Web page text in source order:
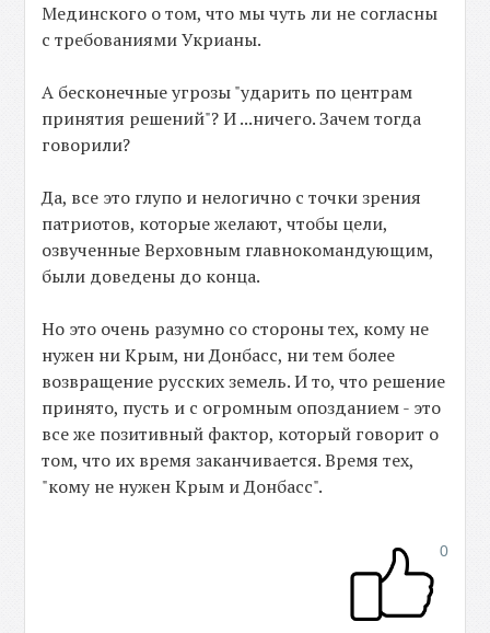
Мединского о том, что мы чуть ли не согласны
с требованиями Укрианы.
А бесконечные угрозы "ударить по центрам
принятия решений"? И ...ничего. Зачем тогда
говорили?
Да, все это глупо и нелогично с точки зрения
патриотов, которые желают, чтобы цели,
озвученные Верховным главнокомандующим,
были доведены до конца.
Но это очень разумно со стороны тех, кому не
нужен ни Крым, ни Донбасс, ни тем более
возвращение русских земель. И то, что решение
принято, пусть и с огромным опозданием - это
все же позитивный фактор, который говорит о
том, что их время заканчивается. Время тех,
"кому не нужен Крым и Донбасс".
0